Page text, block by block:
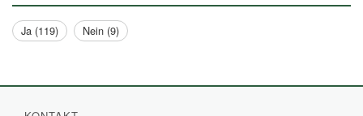
Ja (119) Nein (9)